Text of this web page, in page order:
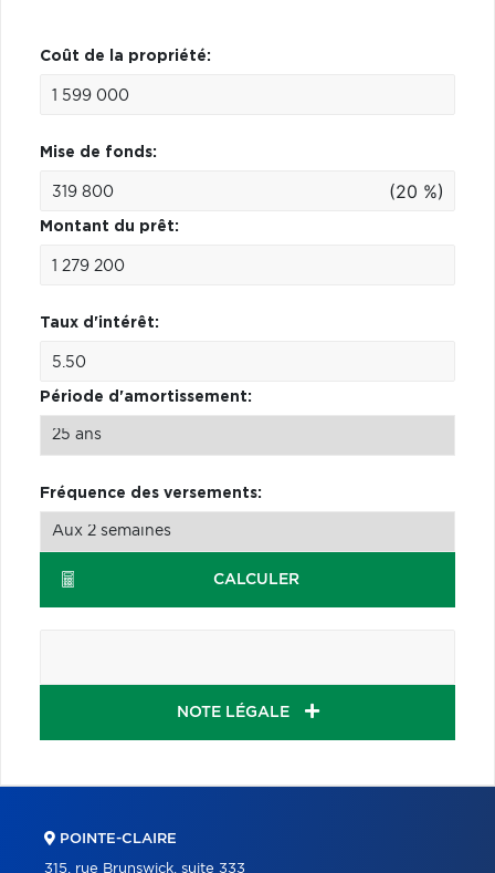
Coût de la propriété:
Mise de fonds:
(20 %)
Montant du prêt:
Taux d'intérêt:
Période d'amortissement:
Fréquence des versements:
CALCULER
NOTE LÉGALE
POINTE-CLAIRE
315, rue Brunswick, suite 333